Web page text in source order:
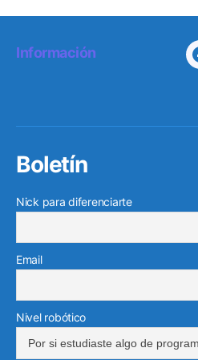
Información
Boletín
Nick para diferenciarte
Email
Nivel robótico